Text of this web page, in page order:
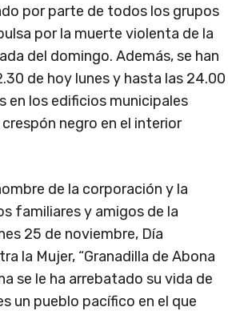
por parte de todos los grupos
por la muerte violenta de la
del domingo. Además, se han
de hoy lunes y hasta las 24.00
en los edificios municipales
negro en el interior
de la corporación y la
familiares y amigos de la
25 de noviembre, Día
la Mujer, “Granadilla de Abona
se le ha arrebatado su vida de
un pueblo pacífico en el que